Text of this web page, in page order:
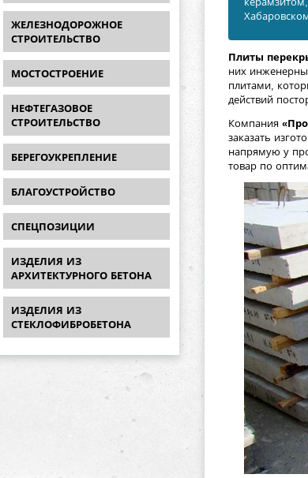
ЖЕЛЕЗНОДОРОЖНОЕ
СТРОИТЕЛЬСТВО
МОСТОСТРОЕНИЕ
НЕФТЕГАЗОВОЕ
СТРОИТЕЛЬСТВО
БЕРЕГОУКРЕПЛЕНИЕ
БЛАГОУСТРОЙСТВО
СПЕЦПОЗИЦИИ
ИЗДЕЛИЯ ИЗ
АРХИТЕКТУРНОГО БЕТОНА
ИЗДЕЛИЯ ИЗ
СТЕКЛОФИБРОБЕТОНА
Плиты
них
плитами,
действий
Компания
заказать
напрямую у
товар по